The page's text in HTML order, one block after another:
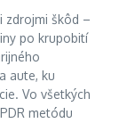
zdrojmi škôd –
po krupobití
aute, ku
Vo všetkých
metódu